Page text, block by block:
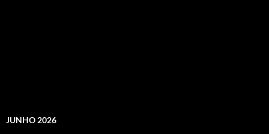
JUNHO 2026